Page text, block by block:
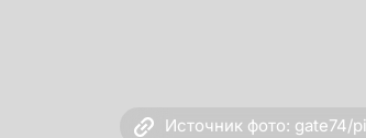
Источник фото: gate74/